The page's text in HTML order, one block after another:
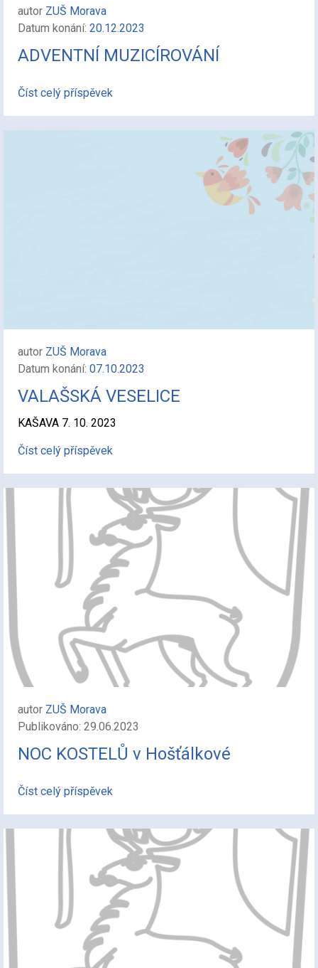
autor ZUŠ Morava
Datum konání: 20.12.2023
ADVENTNÍ MUZICÍROVÁNÍ
Číst celý příspěvek
autor ZUŠ Morava
Datum konání: 07.10.2023
VALAŠSKÁ VESELICE
KAŠAVA 7. 10. 2023
Číst celý příspěvek
autor ZUŠ Morava
Publikováno: 29.06.2023
NOC KOSTELŮ v Hošťálkové
Číst celý příspěvek